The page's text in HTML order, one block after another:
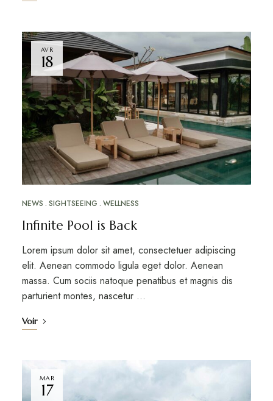
AVR
18
NEWS SIGHTSEEING WELLNESS
Infinite Pool is Back
Lorem ipsum dolor sit amet, consectetuer adipiscing
elit. Aenean commodo ligula eget dolor. Aenean
massa. Cum sociis natoque penatibus et magnis dis
parturient montes, nascetur …
Voir
MAR
17